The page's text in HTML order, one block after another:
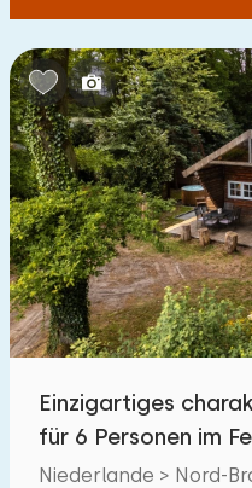
Einzigartiges
für 6 Personen im
Niederlande > Nord-